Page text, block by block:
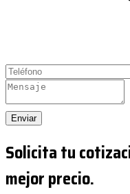
Enviar
Solicita tu
mejor precio.